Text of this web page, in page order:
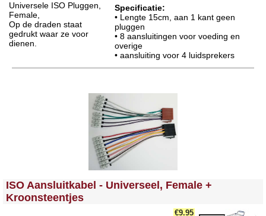
Universele ISO Pluggen,
Female,
Op de draden staat
gedrukt waar ze voor
dienen.
Specificatie:
• Lengte 15cm, aan 1 kant geen
pluggen
• 8 aansluitingen voor voeding en
overige
• aansluiting voor 4 luidsprekers
<!-- MakeFullWidth0 --><!-- MakeFullWidth1 --><!-- MakeFullWidth2 --><!-- MakeFullWidth3 --><!-- MakeFullWidth4 --><!-- MakeFullWidth5 --><!-- MakeFullWidth6 --><!-- MakeFullWidth7 --><!-- MakeFullWidth8 --><!-- MakeFullWidth9 --><!-- MakeFullWidth10 --><!-- MakeFullWidth11 --><!-- MakeFullWidth12 --><!-- MakeFullWidth13 --><!-- MakeFullWidth14 --><!-- MakeFullWidth15 --><!-- MakeFullWidth16 --><!-- MakeFullWidth17 --><!-- MakeFullWidth18 --><!-- MakeFullWidth19 -->
ISO Aansluitkabel - Universeel, Female +
Kroonsteentjes
€9.95